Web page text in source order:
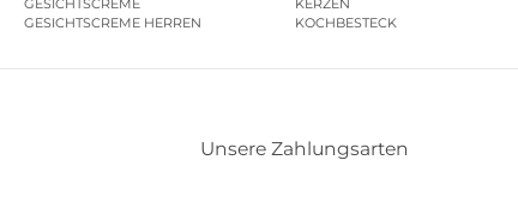
GESICHTSCREME HERREN
KOCHBESTECK
Unsere Zahlungsarten